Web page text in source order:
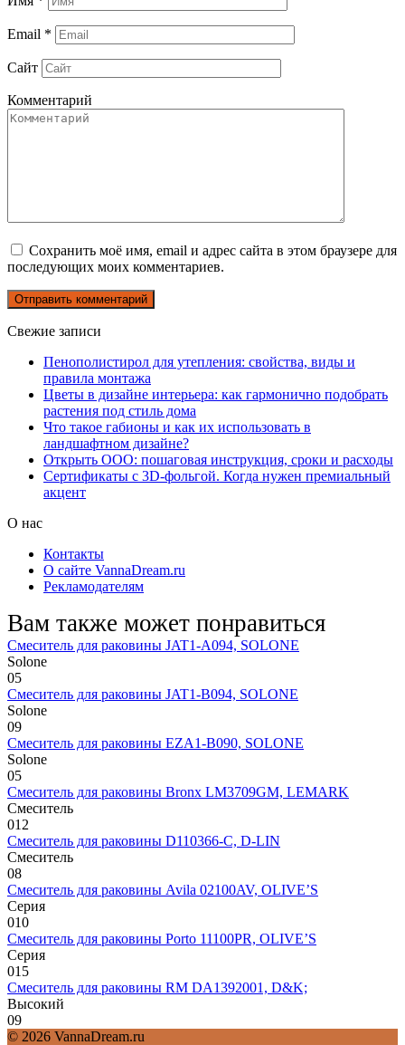
Email *
Сайт
Комментарий
Сохранить моё имя, email и адрес сайта в этом браузере для
последующих моих комментариев.
Свежие записи
Пенополистирол для утепления: свойства, виды и
правила монтажа
Цветы в дизайне интерьера: как гармонично подобрать
растения под стиль дома
Что такое габионы и как их использовать в
ландшафтном дизайне?
Открыть ООО: пошаговая инструкция, сроки и расходы
Сертификаты с 3D-фольгой. Когда нужен премиальный
акцент
О нас
Контакты
О сайте VannaDream.ru
Рекламодателям
Вам также может понравиться
Смеситель для раковины JAT1-A094, SOLONE
Solone
05
Смеситель для раковины JAT1-B094, SOLONE
Solone
09
Смеситель для раковины EZA1-B090, SOLONE
Solone
05
Смеситель для раковины Bronx LM3709GM, LEMARK
Смеситель
012
Смеситель для раковины D110366-С, D-LIN
Смеситель
08
Смеситель для раковины Avila 02100AV, OLIVE’S
Серия
010
Смеситель для раковины Porto 11100PR, OLIVE’S
Серия
015
Смеситель для раковины RM DA1392001, D&K;
Высокий
09
© 2026 VannaDream.ru